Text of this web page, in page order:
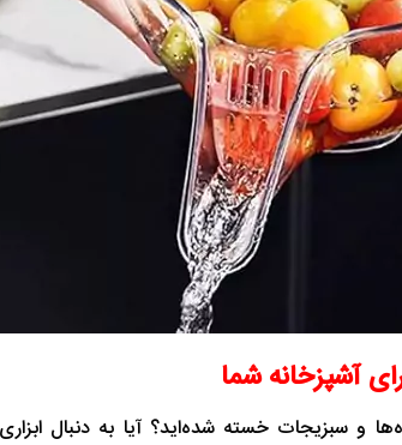
آشپزخانه شما
و سبزیجات خسته شده‌اید؟ آیا به دنبال